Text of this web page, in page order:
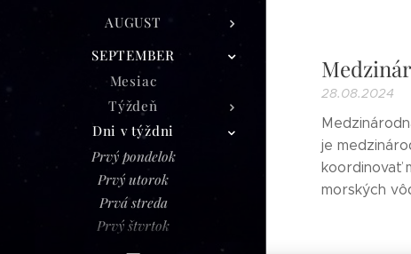
AUGUST
SEPTEMBER
Mesiac
Týždeň
Dni v týždni
Prvý pondelok
Prvý utorok
Prvá streda
Prvý štvrtok
Prvý piatok
28.08.2024
je
koordinovať
morských